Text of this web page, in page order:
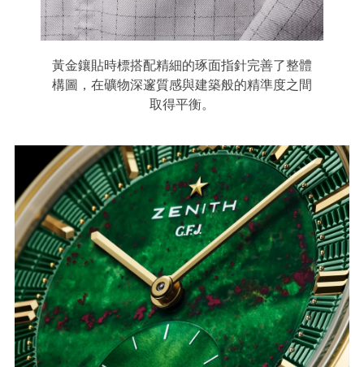
黃金鑲貼時標搭配精細的琢面指針完善了整體
構圖，在礦物深邃質感與建築般的精準度之間
取得平衡。